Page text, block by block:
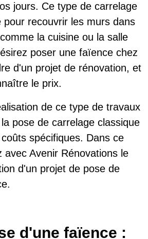
jours. Ce type de carrelage
pour recouvrir les murs dans
la cuisine ou la salle
poser une faïence chez
d'un projet de rénovation, et
le prix.
de ce type de travaux
pose de carrelage classique
spécifiques. Dans ce
avec Avenir Rénovations le
d'un projet de pose de
d'une faïence :